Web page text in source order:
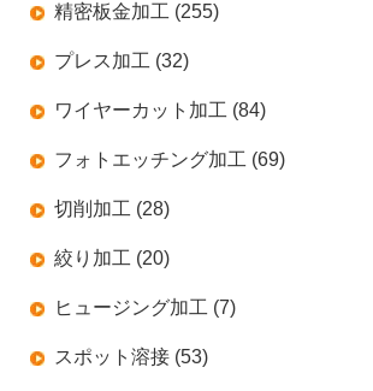
精密板金加工 (255)
プレス加工 (32)
ワイヤーカット加工 (84)
フォトエッチング加工 (69)
切削加工 (28)
絞り加工 (20)
ヒュージング加工 (7)
スポット溶接 (53)